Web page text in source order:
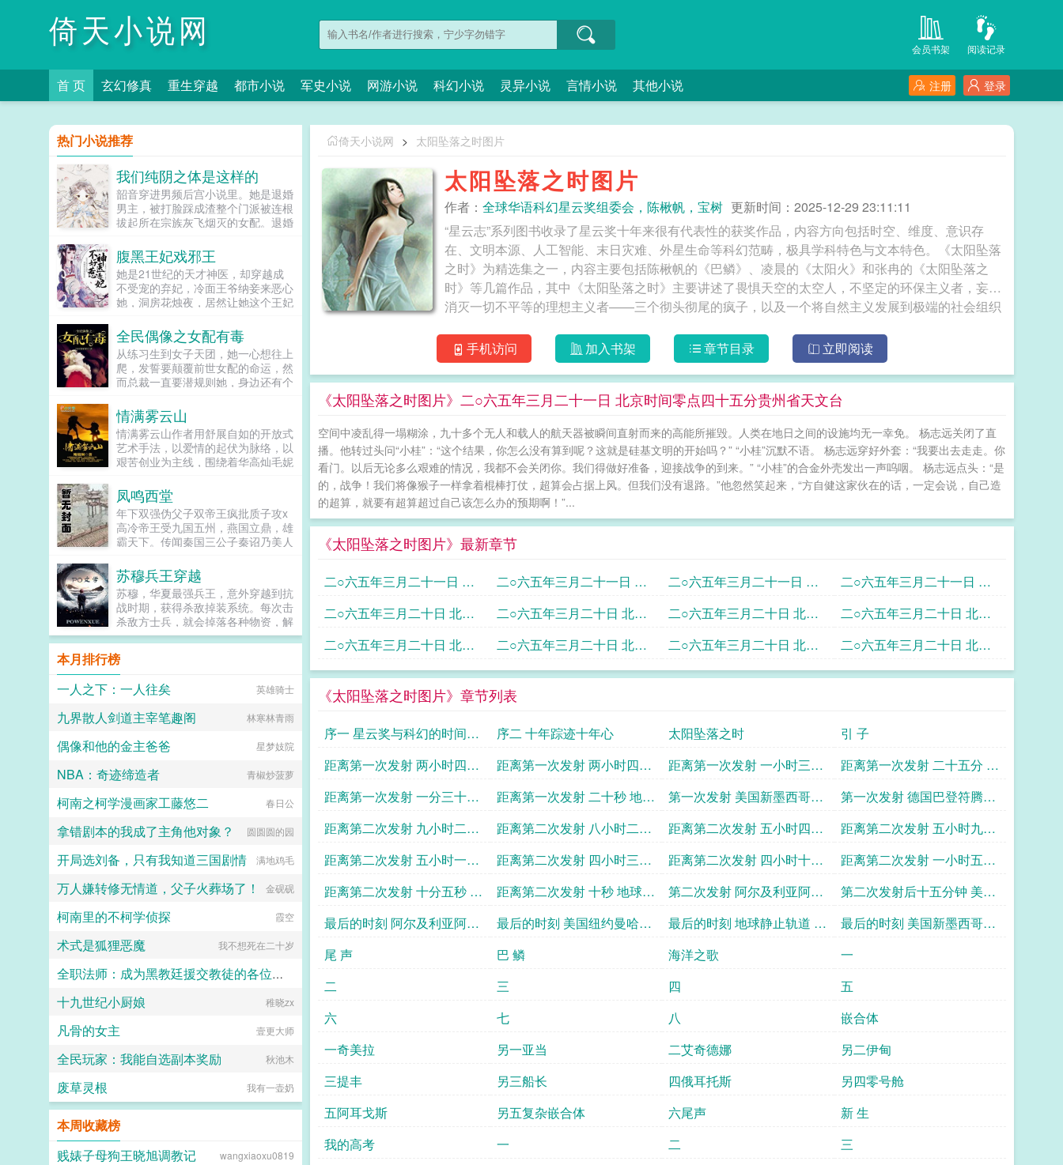
倚天小说网 阅读记录
会员书架
首 页 玄幻修真 重生穿越 都市小说 军史小说 网游小说 科幻小说 灵异小说 言情小说 其他小说 登录
注册
倚天小说网 > 太阳坠落之时图片
太阳坠落之时图片
作者： 全球华语科幻星云奖组委会，陈楸帆，宝树 更新时间：2025-12-29 23:11:11
“星云志”系列图书收录了星云奖十年来很有代表性的获奖作品，内容方向包括时空、维度、意识存
在、文明本源、人工智能、末日灾难、外星生命等科幻范畴，极具学科特色与文本特色。《太阳坠落
之时》为精选集之一，内容主要包括陈楸帆的《巴鳞》、凌晨的《太阳火》和张冉的《太阳坠落之
时》等几篇作品，其中《太阳坠落之时》主要讲述了畏惧天空的太空人，不坚定的环保主义者，妄图
消灭一切不平等的理想主义者——三个彻头彻尾的疯子，以及一个将自然主义发展到极端的社会组织
手机访问
加入书架 章节目录 立即阅读
《太阳坠落之时图片》二○六五年三月二十一日 北京时间零点四十五分贵州省天文台
空间中凌乱得一塌糊涂，九十多个无人和载人的航天器被瞬间直射而来的高能所摧毁。人类在地日之间的设施均无一幸免。 杨志远关闭了直
播。他转过头问“小桂”：“这个结果，你怎么没有算到呢？这就是硅基文明的开始吗？” “小桂”沉默不语。 杨志远穿好外套：“我要出去走走。你
看门。以后无论多么艰难的情况，我都不会关闭你。我们得做好准备，迎接战争的到来。” “小桂”的合金外壳发出一声呜咽。 杨志远点头：“是
的，战争！我们将像猴子一样拿着棍棒打仗，超算会占据上风。但我们没有退路。”他忽然笑起来，“方自健这家伙在的话，一定会说，自己造
的超算，就要有超算超过自己该怎么办的预期啊！”...
《太阳坠落之时图片》最新章节
二○六五年三月二十一日 北
京时间零点四十五分贵州省
天文台
二○六五年三月二十一日 北
京时间零点二十一分中学联
盟天文台昌平台
二○六五年三月二十一日 北
京时间零点十一分月球国际
天文台
二○六五年三月二十一日 北
京时间零点文昌国际宇航中
心ATS执行部
二○六五年三月二十日 北京
时间二十三点五十分月球国
际天文台
二○六五年三月二十日 北京
时间二十三点二十分贵州省
天文台
二○六五年三月二十日 北京
时间二十三点月球国际天文
台
二○六五年三月二十日 北京
时间二十二点四十分中学联
盟天文台昌平台
二○六五年三月二十日 北京
时间二十二点贵州省天文台
二○六五年三月二十日 北京
时间二十一点五十分月球国
际天文台
二○六五年三月二十日 北京
时间二十一点三十分贵州省
二○六五年三月二十日 北京
时间二十一点中学联盟天文
《太阳坠落之时图片》章节列表
序一 星云奖与科幻的时间之
线
序二 十年踪迹十年心 太阳坠落之时
引 子
距离第一次发射 两小时四十
五分三十秒 美国新墨西哥州
奥特罗县 阿拉莫戈多市西南
方九十六公里 沙漠
距离第一次发射 两小时四十
二分二十五秒俄罗斯莫斯科
市郊外 星城太空基地
距离第一次发射 一小时三十
分三十三秒 德国巴登符腾堡
州 康斯坦茨大学数学和自然
科学院大讲堂
距离第一次发射 二十五分 德
国巴登符腾堡州 康斯坦茨大
学办公室
距离第一次发射 一分三十秒
阿尔及利亚阿德拉尔省 提米
蒙绿洲
距离第一次发射 二十秒 地球
静止轨道 特里尼蒂α空间站
控制室
第一次发射 美国新墨西哥州
奥特罗县 阿拉莫戈多市西南
方九十六公里 沙漠
第一次发射 德国巴登符腾堡
州 康斯坦茨大学办公室
距离第二次发射 九小时二十
九分 俄罗斯莫斯科市卢比扬
卡广场二号楼 地下八层
距离第二次发射 八小时二十
分二十秒阿尔及利亚阿德拉
尔省 提米蒙绿洲
距离第二次发射 五小时四十
七分四秒 地球静止轨道 特里
尼蒂β空间站控制室
距离第二次发射 五小时九分
一秒 大西洋上空 美国空军
AMCXII远程运输机 编号
60752A
距离第二次发射 五小时一分
三十秒 地球静止轨道 特里尼
蒂γ空间站两千公里外
距离第二次发射 四小时三十
分 美国新墨西哥州奥特罗县
特里尼蒂α地面站
距离第二次发射 四小时十九
分十九秒 大西洋上空 美国空
军AMCXII远程运输机 编号
60752A
距离第二次发射 一小时五十
九分七秒 地球静止轨道 特里
尼蒂β空间站控制室
距离第二次发射 十分五秒 美
国纽约西汉普顿 弗朗西斯 S
嘉伯雷斯基机场
距离第二次发射 十秒 地球静
止轨道 特里尼蒂β空间站控
制室
第二次发射 阿尔及利亚阿德
拉尔省 特里尼蒂β地面站
第二次发射后十五分钟 美国
纽约曼哈顿 联合国总部大楼
最后的时刻 阿尔及利亚阿德
拉尔省 特里尼蒂β地面站
最后的时刻 美国纽约曼哈顿
四十二街
最后的时刻 地球静止轨道 特
里尼蒂β空间站控制室
最后的时刻 美国新墨西哥州
奥特罗县 特里尼蒂α地面站
尾 声 巴 鳞 海洋之歌
一
二
三 四
五
六
七 八
嵌合体
一奇美拉
另一亚当 二艾奇德娜
另二伊甸
三提丰
另三船长 四俄耳托斯
另四零号舱
五阿耳戈斯
另五复杂嵌合体 六尾声
新 生
我的高考
一 二
三
热门小说推荐
我们纯阴之体是这样的
韶音穿进男频后宫小说里。她是退婚
男主，被打脸踩成渣整个门派被连根
拔起所在宗族灰飞烟灭的女配。退婚
清白白的好汉一条，前程光明，未来
无限。但既然他这么记恨N多年后。
龙傲天男主我知道是我配不上你，但
我在你身边鞍前马后了五百年，饭给
你做，衣服给你买，天材地宝为你
腹黑王妃戏邪王
她是21世纪的天才神医，却穿越成
不受宠的弃妃，冷面王爷纳妾来恶心
她，洞房花烛夜，居然让她这个王妃
着几面旗子，对着床头摇旗呐...
全民偶像之女配有毒
从练习生到女子天团，她一心想往上
爬，发誓要颠覆前世女配的命运，然
而总裁一直要潜规则她，身边还有个
情满雾云山
情满雾云山作者用舒展自如的开放式
艺术手法，以爱情的起伏为脉络，以
艰苦创业为主线，围绕着华高灿毛妮
文彬梁仕达丁...
凤鸣西堂
年下双强伪父子双帝王疯批质子攻x
高冷帝王受九国五州，燕国立鼎，雄
霸天下。传闻秦国三公子秦诏乃美人
心，便将他送去燕国作质子。几渡春
秋，万里霜寒。秦诏乖顺，颇得燕王
宠溺，于及冠年放他归去。哪知三个
月后，他竟扫平障碍，弑父即位。自
此后狼子野心，昭然若揭三载风云变
幻，他荡平七国，强灭五州，将河山
归化为一，却将精兵对准燕国。强破
宫门之日，未杀一名俘虏，未夺半只
鸡犬。燕王端坐，临视睥睨，不怒而
自威。二人对上视线，促狭中带着几
分挑衅，金阶玉殿便生了寒。那凤目
微眯，仍循着旧日称呼，质问声凛
冽，吾儿，如今可要杀了寡人？秦诏
俯身，骤然折膝跪了下去往日隐忍换
作桀骜，锋锐眉眼经年淬炼，越发显
得狠厉，但唇角柔情却化作了一抹
笑，未免舍不得。哦？宫城十里，凤
冠霞帔，金银珠玉贯满箱，另有玺印
一枚，权作信礼。儿臣秦诏笑的璀
璨，忽又改了口，朕，是来迎娶您回
家的。前期日常卖惨求宠博取父王怜
爱的质子攻x每天外冷内热宠溺带娃
的后爹受后期装乖假寐豺狼帝王攻x
高冷美强囚凤帝王受食用注意■时代
架春秋平行时期，称呼及势力地图有
私设。双方无任何亲缘关系，质子到
他国后，称国君为父王。■端水互宠
相爱相杀年龄差7岁年下强强身心
1v1欢迎收藏作者鞠躬jpg其他预收
（作者广告位3啵啵）■古耽戎马踏
秋棠心狠手辣权臣攻x老谋深算谋士
受权臣技能之伺候娇生惯养的公子哥
儿。■古耽照我满怀冰雪忠犬糙汉暗
卫攻x狠戾变态王爷受被王爷一个巴
掌扇爽了。■古耽误我秦楼约高冷闷
骚大将军x骄扬富贵小少爷被老婆倒
追又放弃，将军等会，小祖宗哎！■
东幻众神审判日疯批大佬x高冷之花
为神清路的蓝星5s指挥长军官权昼，
遇到一个顶级疯批罪犯。想杀我？试
试接吻吗？■现耽第13个治疗师狂躁
失眠的霸总，被手段高超的pua心理
苏穆兵王穿越
苏穆，华夏最强兵王，意外穿越到抗
战时期，获得杀敌掉装系统。每次击
杀敌方士兵，就会掉落各种物资，解
锁成就，更能得到系统丰厚的奖励。
系统提示恭喜宿主击杀敌方士...
本月排行榜
一人之下：一人往矣
英雄骑士
九界散人剑道主宰笔趣阁 林寒林青雨
偶像和他的金主爸爸 星梦妓院
NBA：奇迹缔造者 青椒炒菠萝
柯南之柯学漫画家工藤悠二 春日公
拿错剧本的我成了主角他对象？ 圆圆圆的园
开局选刘备，只有我知道三国剧情 满地鸡毛
万人嫌转修无情道，父子火葬场了！ 金砚砚
柯南里的不柯学侦探 霞空
术式是狐狸恶魔 我不想死在二十岁
全职法师：成为黑教廷援交教徒的各位婊子
小磊子
十九世纪小厨娘 稚晓zx
凡骨的女主 壹更大师
全民玩家：我能自选副本奖励 秋池木
废草灵根 我有一壶奶
本周收藏榜
贱婊子母狗王晓旭调教记
wangxiaoxu0819